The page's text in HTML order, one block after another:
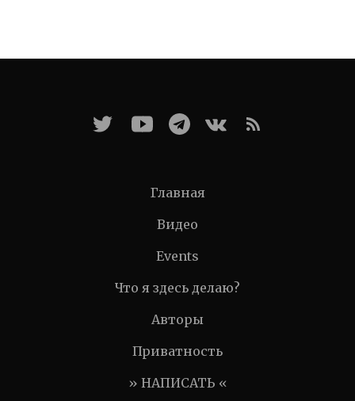
Главная
Видео
Events
Что я здесь делаю?
Авторы
Приватность
» НАПИСАТЬ «